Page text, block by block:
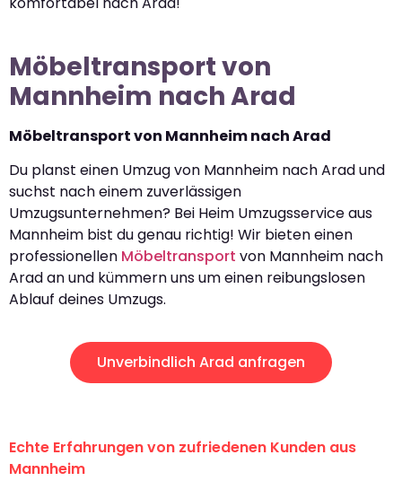
Möbeltransport von
Mannheim nach Arad
Möbeltransport von Mannheim nach Arad
Du planst einen Umzug von Mannheim nach Arad und
suchst nach einem zuverlässigen
Umzugsunternehmen? Bei Heim Umzugsservice aus
Mannheim bist du genau richtig! Wir bieten einen
professionellen Möbeltransport von Mannheim nach
Arad an und kümmern uns um einen reibungslosen
Ablauf deines Umzugs.
Unverbindlich Arad anfragen
Echte Erfahrungen von zufriedenen Kunden aus
Mannheim